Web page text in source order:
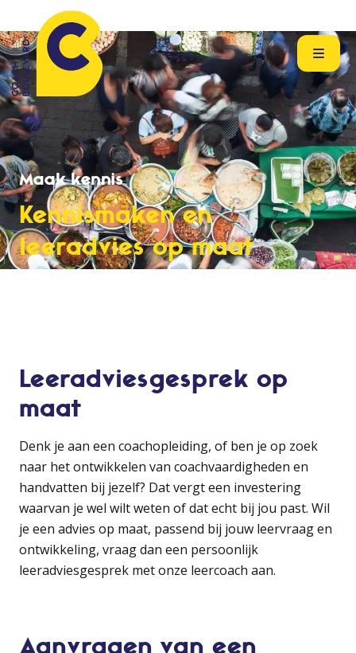
Maak kennis
Kennismaken en
leeradvies op maat
Leeradviesgesprek op
maat
Denk je aan een coachopleiding, of ben je op zoek
naar het ontwikkelen van coachvaardigheden en
handvatten bij jezelf? Dat vergt een investering
waarvan je wel wilt weten of dat echt bij jou past. Wil
je een advies op maat, passend bij jouw leervraag en
ontwikkeling, vraag dan een persoonlijk
leeradviesgesprek met onze leercoach aan.
Aanvragen van een